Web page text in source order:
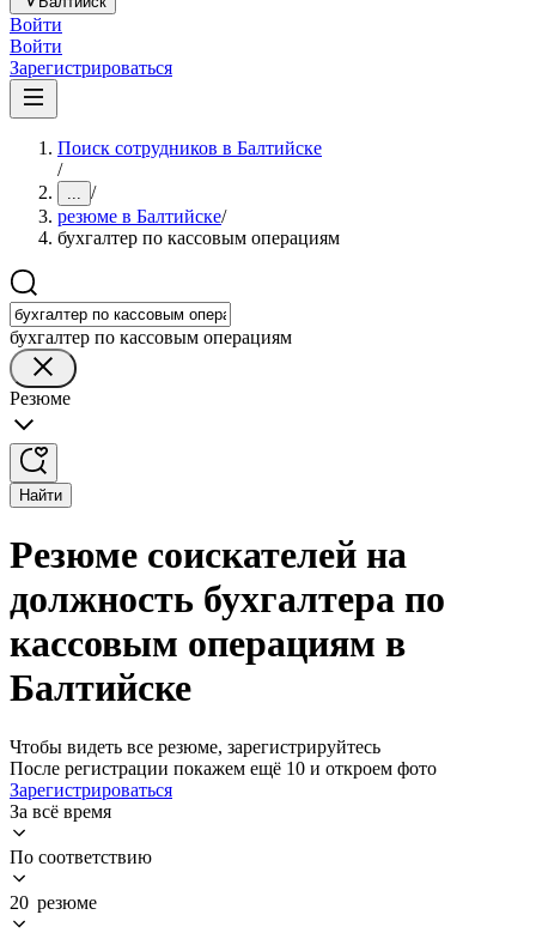
Войти
Войти
Зарегистрироваться
Поиск сотрудников в Балтийске
/
... /
резюме в Балтийске/
бухгалтер по кассовым операциям
бухгалтер по кассовым операциям
Резюме
Найти
Резюме соискателей на
должность бухгалтера по
кассовым операциям в
Балтийске
Чтобы видеть все резюме, зарегистрируйтесь
После регистрации покажем ещё 10 и откроем фото
Зарегистрироваться
За всё время
По соответствию
20 резюме